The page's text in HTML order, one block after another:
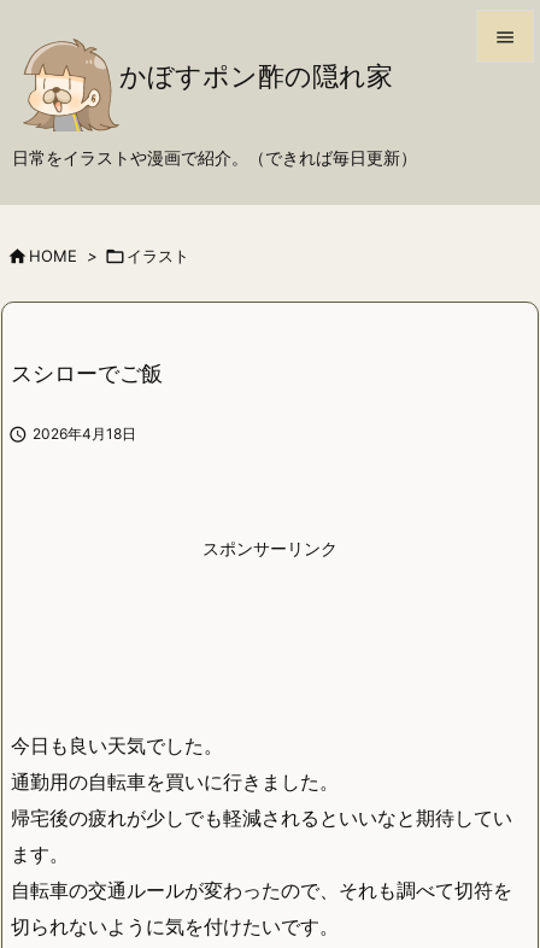
かぼすポン酢の隠れ家
日常をイラストや漫画で紹介。（できれば毎日更新）


 HOME > イラスト
スシローでご飯
 2026年4月18日
スポンサーリンク
今日も良い天気でした。
通勤用の自転車を買いに行きました。
帰宅後の疲れが少しでも軽減されるといいなと期待してい
ます。
自転車の交通ルールが変わったので、それも調べて切符を
切られないように気を付けたいです。